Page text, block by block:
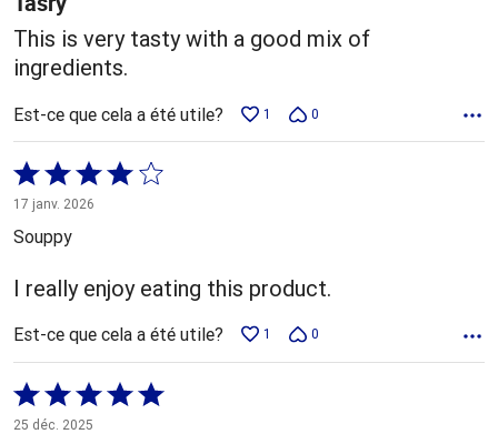
This is very tasty with a good mix of
ingredients.
Est-ce que cela a été utile? 1 0
Coté
4 sur
5
17 janv. 2026
Souppy
I really enjoy eating this product.
Est-ce que cela a été utile? 1 0
Coté
5 sur
25 déc. 2025